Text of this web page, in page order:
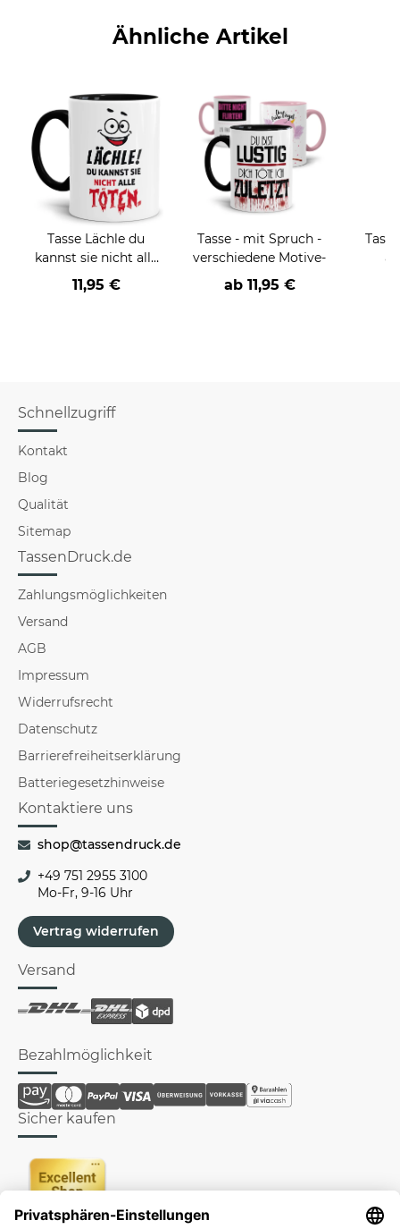
Ähnliche Artikel
Tasse Lächle du
kannst sie nicht alle
töten
11,95 €
Tasse - mit Spruch -
verschiedene Motive-
ab 11,95 €
Schnellzugriff
Kontakt
Blog
Qualität
Sitemap
TassenDruck.de
Zahlungsmöglichkeiten
Versand
AGB
Impressum
Widerrufsrecht
Datenschutz
Barrierefreiheitserklärung
Batteriegesetzhinweise
Kontaktiere uns
shop@tassendruck.de
+49 751 2955 3100
Mo-Fr, 9-16 Uhr
Vertrag widerrufen
Versand
Bezahlmöglichkeit
Sicher kaufen